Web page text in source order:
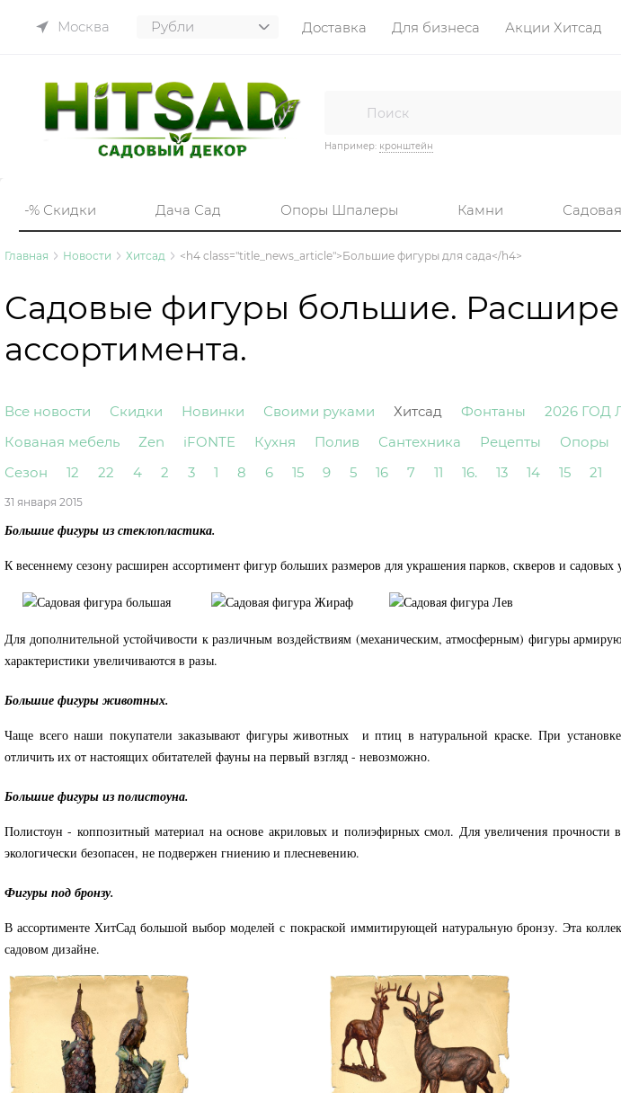
Москва Доставка Для бизнеса Акции Хитсад
Например: кронштейн
-% Скидки Дача Сад Опоры Шпалеры Камни
Главная Новости Хитсад <h4 class="title_news_article">Большие фигуры для сада</h4>
Садовые фигуры большие.
ассортимента.
Все новости Скидки Новинки Своими руками Хитсад Фонтаны 2026
Кованая мебель
Zen iFONTE Кухня Полив Сантехника Рецепты Опоры
Сезон
12 22 4 2 3 1 8 6 15 9 5 16 7 11 16. 13 14 15 21
31 января 2015
Большие фигуры из стеклопластика.
К весеннему сезону расширен ассортимент фигур больших размеров для украшения парков, скверов и садовых
Для дополнительной устойчивости к различным воздействиям (механическим, атмосферным) фигуры
характеристики увеличиваются в разы.
Большие фигуры животных.
Чаще всего наши покупатели заказывают фигуры животных и птиц в натуральной краске. При
отличить их от настоящих обитателей фауны на первый взгляд - невозможно.
Большие фигуры из полистоуна.
Полистоун - коппозитный материал на основе акриловых и полиэфирных смол. Для увеличения прочности
экологически безопасен, не подвержен гниению и плесневению.
Фигуры под бронзу.
В ассортименте ХитСад большой выбор моделей с покраской иммитирующей натуральную бронзу. Эта
садовом дизайне.